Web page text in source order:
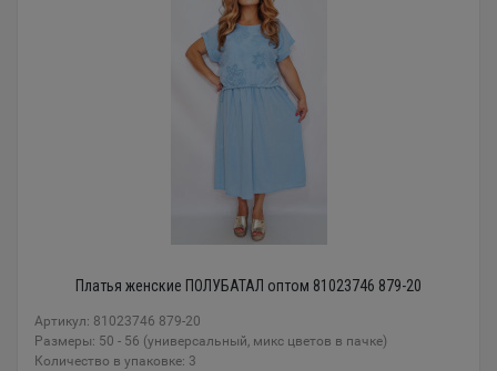
Платья женские ПОЛУБАТАЛ оптом 81023746 879-20
Артикул: 81023746 879-20
Размеры: 50 - 56 (универсальный, микс цветов в пачке)
Количество в упаковке: 3